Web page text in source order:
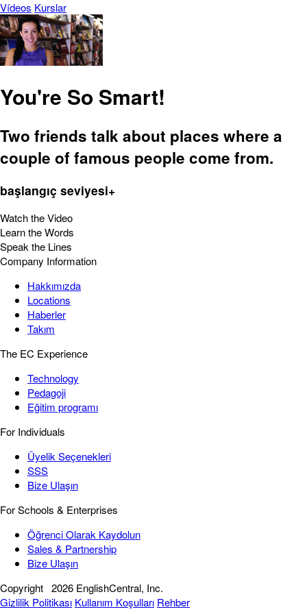
Vídeos Kurslar
You're So Smart!
Two friends talk about places where a
couple of famous people come from.
başlangıç seviyesi+
Watch the Video
Learn the Words
Speak the Lines
Company Information
Hakkımızda
Locations
Haberler
Takım
The EC Experience
Technology
Pedagoji
Eğitim programı
For Individuals
Üyelik Seçenekleri
SSS
Bize Ulaşın
For Schools & Enterprises
Öğrenci Olarak Kaydolun
Sales & Partnership
Bize Ulaşın
Copyright 2026 EnglishCentral, Inc.
Gizlilik Politikası Kullanım Koşulları Rehber